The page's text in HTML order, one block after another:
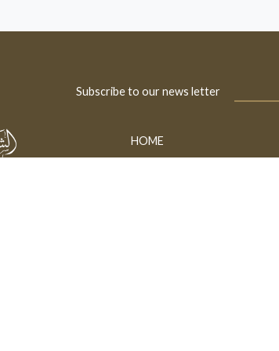
Subscribe to our news letter
HOME